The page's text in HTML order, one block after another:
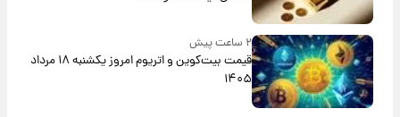
۲ ساعت پیش
قیمت بیت‌کوین و اتریوم امروز یکشنبه ۱۸ مرداد
۱۴۰۵